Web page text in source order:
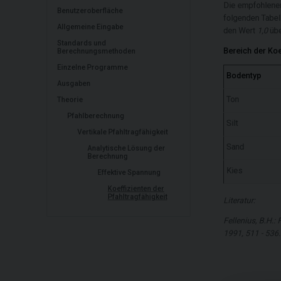
Benutzeroberfläche
Allgemeine Eingabe
Standards und
Berechnungsmethoden
Einzelne Programme
Ausgaben
Theorie
Pfahlberechnung
Vertikale Pfahltragfähigkeit
Analytische Lösung der
Berechnung
Effektive Spannung
Koeffizienten der
Pfahltragfähigkeit
Die
folgenden
den Wert 1,0
Bereich der
Bodentyp
Ton
Silt
Sand
Kies
Literatur:
Fellenius, B.H.:
1991, 511 - 536.